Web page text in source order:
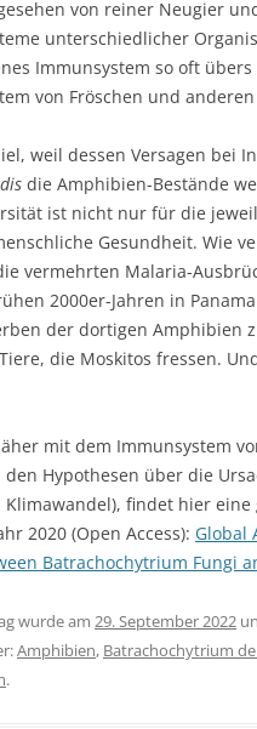
von reiner Neugier
unterschiedlicher
Immunsystem so oft
von Fröschen und
weil dessen Versagen bei
die Amphibien-Bestände
ist nicht nur für die
Gesundheit. Wie
vermehrten Malaria-
2000er-Jahren in
der dortigen Amphibien
die Moskitos fressen.
mit dem Immunsystem
den Hypothesen über die
Klimawandel), findet hier
2020 (Open Access): Global
Batrachochytrium Fungi
wurde am 29. September 2022
Amphibien, Batrachochytrium
.